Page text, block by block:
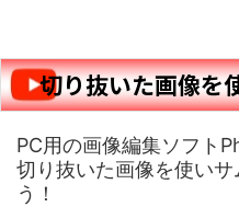
切り抜いた画像を
PC用の画像編集ソフト
切り抜いた画像を使い
う！